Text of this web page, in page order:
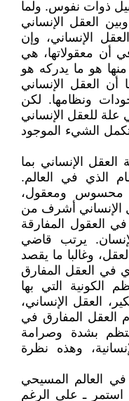
ذوات نفوس. ولما
العقل الإنساني
الإنساني، وإن
أن معقولاتها، هي
هو ما يدركه هو
العقل الإنساني
ونظامها. لكن
علة للعقل الإنساني
الشيء الموجود
الإنساني بما
الذي في العالم.
محسوس ومعقول،
أشرف من
العقول المفارقة
يرتب قاضي
وغالبا ما يقصد
في العقل المفارق
الكونية التي بها
العقل الإنساني،
العقل المفارق في
بشدة وصرامة
وهذه نظرة
العالم المسيحي
استمر ـ على الرغم